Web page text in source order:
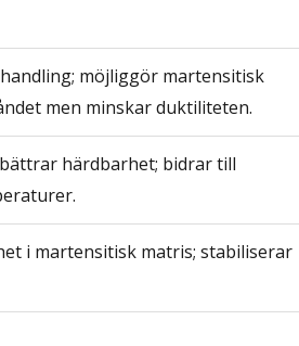
möjliggör martensitisk
men minskar duktiliteten.
härdbarhet; bidrar till
i martensitisk matris; stabiliserar